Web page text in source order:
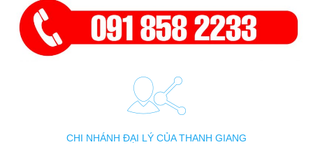
CHI NHÁNH ĐẠI LÝ CỦA THANH GIANG